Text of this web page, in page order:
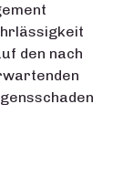
den nach